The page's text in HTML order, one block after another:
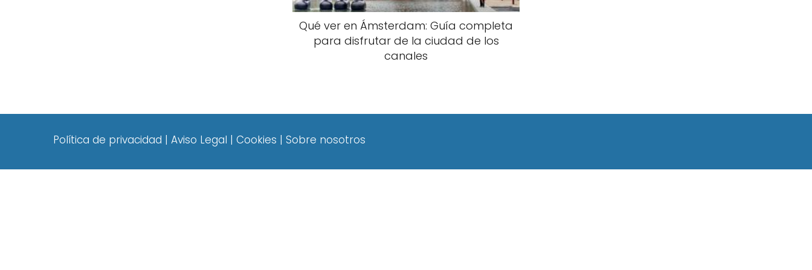
Qué ver en Ámsterdam: Guía completa
para disfrutar de la ciudad de los
canales
Política de privacidad | Aviso Legal | Cookies | Sobre nosotros